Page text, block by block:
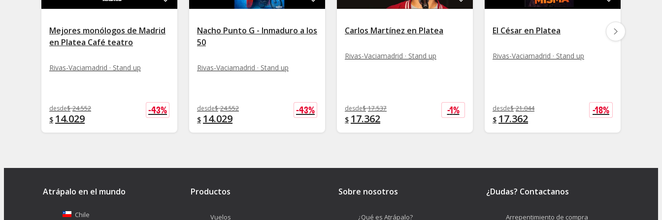
Mejores monólogos de Madrid
en Platea Café teatro
Rivas-Vaciamadrid · Stand up
desde$ 24.552
$ 14.029
-43%
Nacho Punto G - Inmaduro a los
50
Rivas-Vaciamadrid · Stand up
desde$ 24.552
$ 14.029
-43%
Carlos Martínez en Platea
Rivas-Vaciamadrid · Stand up
desde$ 17.537
$ 17.362
-1%
El César en Platea
Rivas-Vaciamadrid · Stand up
desde$ 21.044
$ 17.362
-18%
Atrápalo en el mundo
Chile
Productos
Vuelos
Sobre nosotros
¿Qué es Atrápalo?
¿Dudas? Contactanos
Arrepentimiento de compra